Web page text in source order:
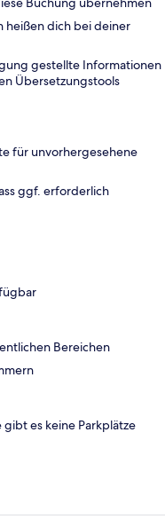
heißen dich bei deiner
gestellte Informationen
Übersetzungstools
für unvorhergesehene
ggf. erforderlich
Bereichen
es keine Parkplätze